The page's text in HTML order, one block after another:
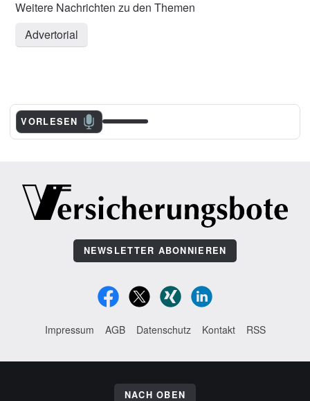
Advertorial
VORLESEN
NEWSLETTER ABONNIEREN
Impressum AGB Datenschutz Kontakt RSS
NACH OBEN